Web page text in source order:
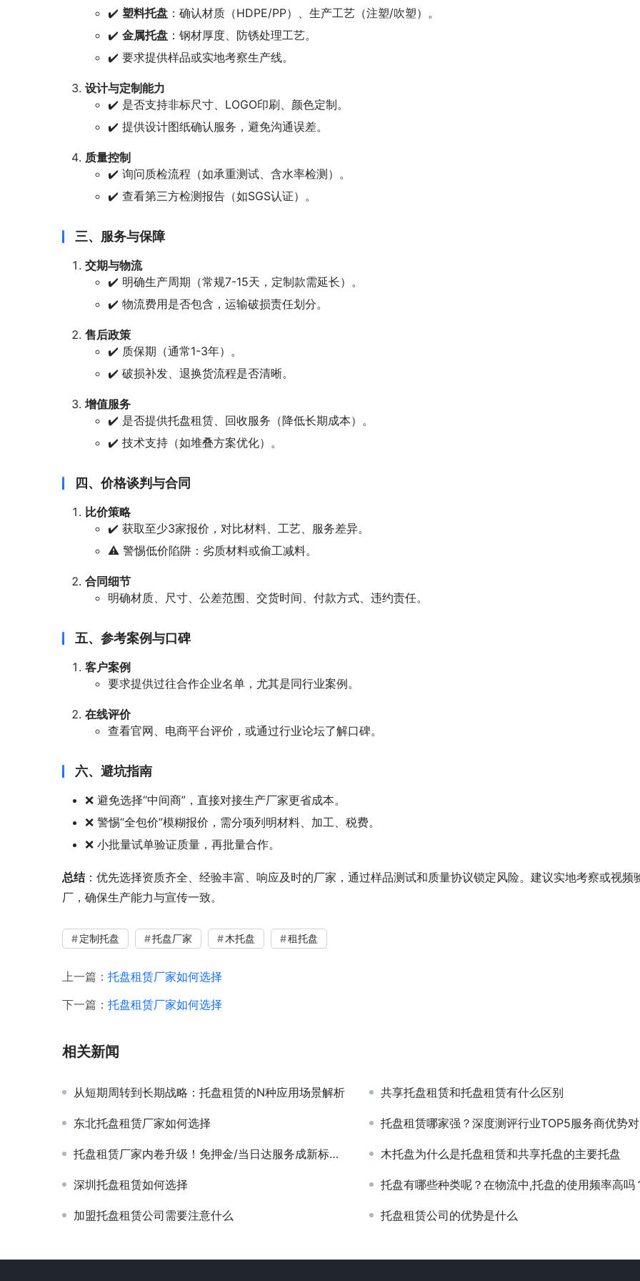
✔️ 塑料托盘 ：确认材质（HDPE/PP）、生产工艺（注塑/吹塑）。
✔️ 金属托盘 ：钢材厚度、防锈处理工艺。
✔️ 要求提供样品或实地考察生产线。
设计与定制能力
✔️ 是否支持非标尺寸、LOGO印刷、颜色定制。
✔️ 提供设计图纸确认服务，避免沟通误差。
质量控制
✔️ 询问质检流程（如承重测试、含水率检测）。
✔️ 查看第三方检测报告（如SGS认证）。
三、服务与保障
交期与物流
✔️ 明确生产周期（常规7-15天，定制款需延长）。
✔️ 物流费用是否包含，运输破损责任划分。
售后政策
✔️ 质保期（通常1-3年）。
✔️ 破损补发、退换货流程是否清晰。
增值服务
✔️ 是否提供托盘租赁、回收服务（降低长期成本）。
✔️ 技术支持（如堆叠方案优化）。
四、价格谈判与合同
比价策略
✔️ 获取至少3家报价，对比材料、工艺、服务差异。
⚠️ 警惕低价陷阱：劣质材料或偷工减料。
合同细节
明确材质、尺寸、公差范围、交货时间、付款方式、违约责任。
五、参考案例与口碑
客户案例
要求提供过往合作企业名单，尤其是同行业案例。
在线评价
查看官网、电商平台评价，或通过行业论坛了解口碑。
六、避坑指南
❌ 避免选择“中间商”，直接对接生产厂家更省成本。
❌ 警惕“全包价”模糊报价，需分项列明材料、加工、税费。
❌ 小批量试单验证质量，再批量合作。
总结：优先选择资质齐全、经验丰富、响应及时的厂家，通过样品测试和质量协议锁定风险。建议实地考察或视频
厂，确保生产能力与宣传一致。
定制托盘 托盘厂家 木托盘 租托盘
上一篇： 托盘租赁厂家如何选择
下一篇： 托盘租赁厂家如何选择
相关新闻
从短期周转到长期战略：托盘租赁的N种应用场景解析 共享托盘租赁和托盘租赁有什么区别
东北托盘租赁厂家如何选择 托盘租赁哪家强？深度测评行业TOP5服务商优势
托盘租赁厂家内卷升级！免押金/当日达服务成新标配？ 木托盘为什么是托盘租赁和共享托盘的主要托盘
深圳托盘租赁如何选择 托盘有哪些种类呢？在物流中,托盘的使用频率高吗
加盟托盘租赁公司需要注意什么 托盘租赁公司的优势是什么